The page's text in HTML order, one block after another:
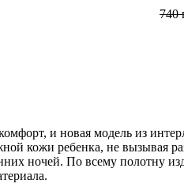
740
и новая модель из
кожи ребенка, не вызывая
ночей. По всему полотну